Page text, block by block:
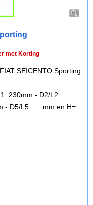
met Korting
SEICENTO Sporting
230mm - D2/L2:
- D5/L5: ──mm en H=